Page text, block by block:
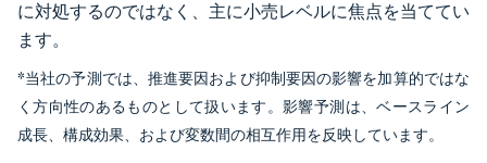
に対処するのではなく、主に小売レベルに焦点を当ててい
ます。
*当社の予測では、推進要因および抑制要因の影響を加算的ではな
く方向性のあるものとして扱います。影響予測は、ベースライン
成長、構成効果、および変数間の相互作用を反映しています。